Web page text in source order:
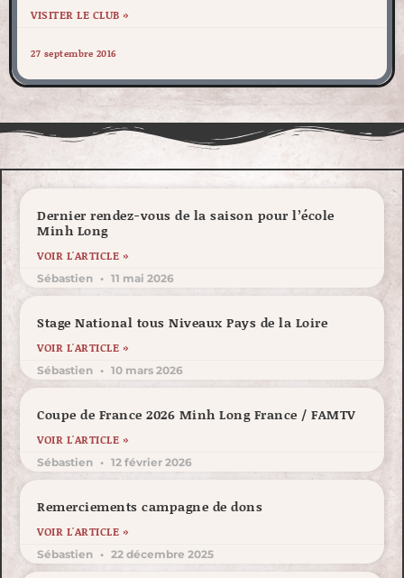
VISITER LE CLUB »
27 septembre 2016
Dernier rendez-vous de la saison pour l’école
Minh Long
VOIR L'ARTICLE »
Sébastien 11 mai 2026
Stage National tous Niveaux Pays de la Loire
VOIR L'ARTICLE »
Sébastien 10 mars 2026
Coupe de France 2026 Minh Long France / FAMTV
VOIR L'ARTICLE »
Sébastien 12 février 2026
Remerciements campagne de dons
VOIR L'ARTICLE »
Sébastien 22 décembre 2025